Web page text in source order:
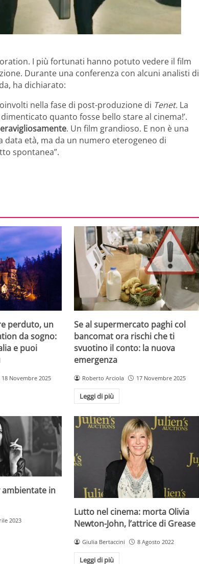
I più fortunati hanno potuto vedere il film
Durante una conferenza con alcuni analisti di
ha dichiarato:
nella fase di post-produzione di Tenet. La
quanto fosse bello stare al cinema!’.
. Un film grandioso. E non è una
data età, ma da un numero eterogeneo di
spontanea”.
perduto, un
da sogno:
e puoi
18 Novembre 2025
Se al supermercato paghi col
bancomat ora rischi che ti
svuotino il conto: la nuova
emergenza
Roberto Arciola 17 Novembre 2025
Leggi di più
ambientate in
2023
Lutto nel cinema: morta Olivia
Newton-John, l’attrice di Grease
Giulia Bertaccini 8 Agosto 2022
Leggi di più